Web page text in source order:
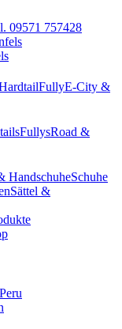
09571 757428
FullyE-City &
FullysRoad &
HandschuheSchuhe
Sättel &